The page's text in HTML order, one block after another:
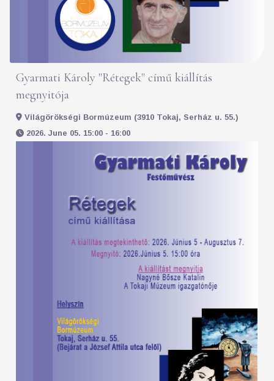
Gyarmati Károly "Rétegek" című kiállítás
megnyitója
Világörökségi Bormúzeum (3910 Tokaj, Serház u. 55.)
2026. June 05. 15:00 - 16:00